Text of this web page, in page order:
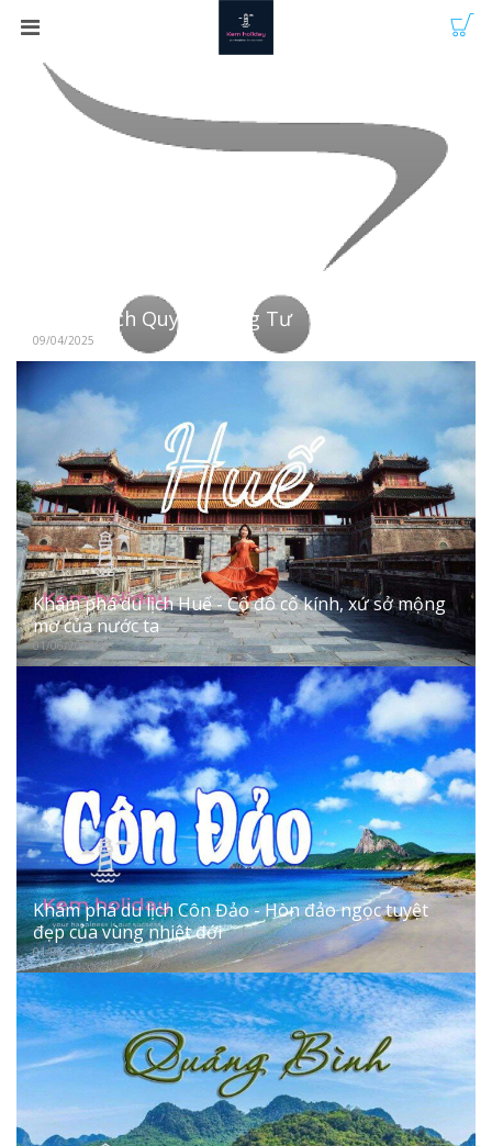
Chính Sách Quyền Riêng Tư
09/04/2025
Khám phá du lịch Huế - Cố đô cổ kính, xứ sở mộng
mơ của nước ta
01/06/2024
Khám phá du lịch Côn Đảo - Hòn đảo ngọc tuyệt
đẹp của vùng nhiệt đới
01/06/2024